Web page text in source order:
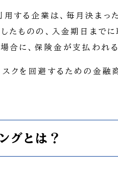
する企業は、毎月決まっ
たものの、入金期日まで
合に、保険金が支払われる
クを回避するための金融
グとは？